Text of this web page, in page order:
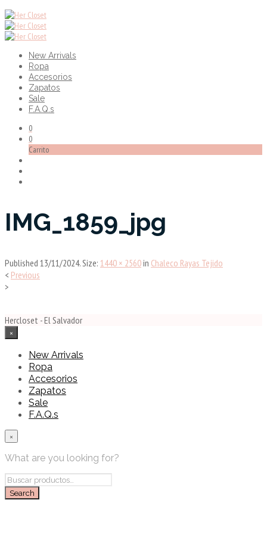
New Arrivals
Ropa
Accesorios
Zapatos
Sale
F.A.Q.s
0
0
Carrito
IMG_1859_jpg
Published 13/11/2024. Size: 1440 × 2560in Chaleco Rayas Tejido
< Previous
>
Hercloset - El Salvador
×
New Arrivals
Ropa
Accesorios
Zapatos
Sale
F.A.Q.s
×
What are you looking for?